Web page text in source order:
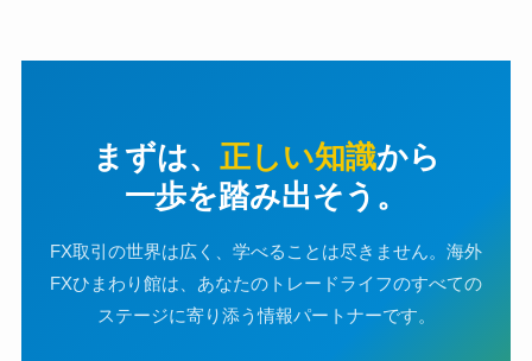
まずは、 正しい知識から
一歩を踏み出そう。
FX取引の世界は広く、学べることは尽きません。海外
FXひまわり館は、あなたのトレードライフのすべての
ステージに寄り添う情報パートナーです。